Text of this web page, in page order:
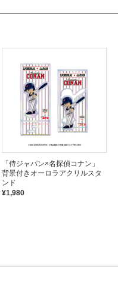
「侍ジャパン×名探偵コナン」
背景付きオーロラアクリルスタ
ンド
¥1,980